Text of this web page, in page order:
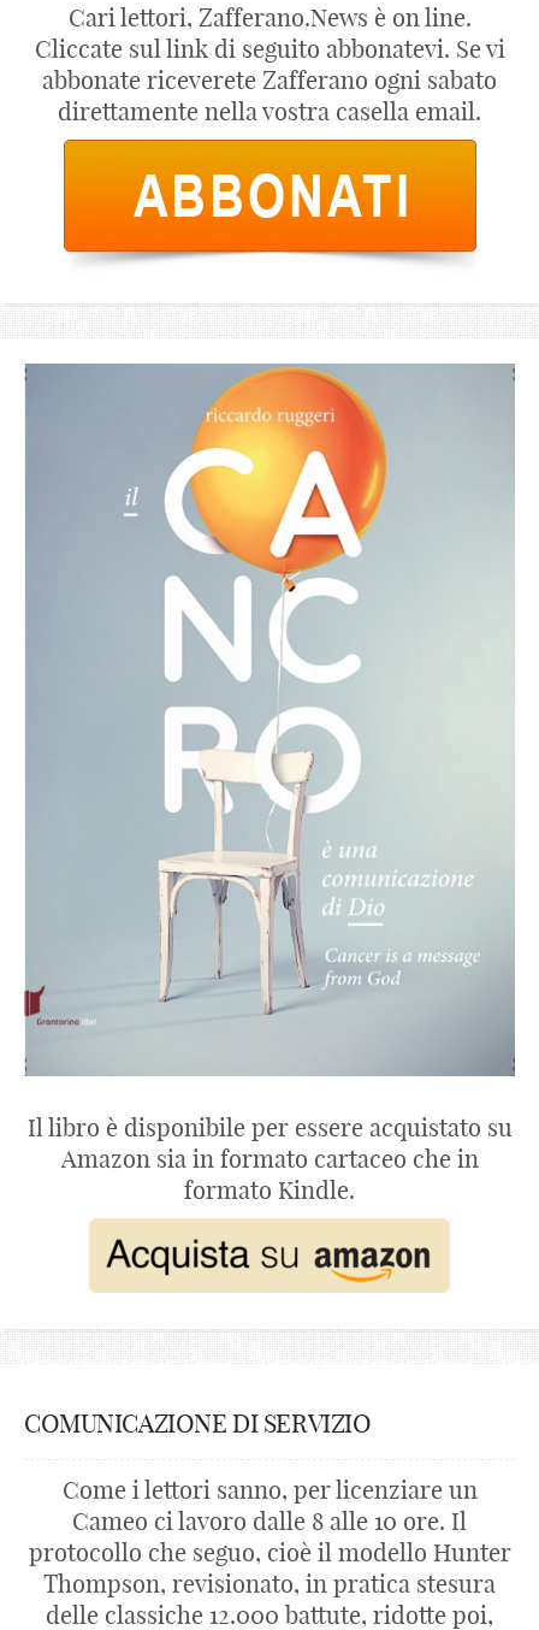
Cari lettori, Zafferano.News è on line.
Cliccate sul link di seguito abbonatevi. Se vi
abbonate riceverete Zafferano ogni sabato
direttamente nella vostra casella email.
Il libro è disponibile per essere acquistato su
Amazon sia in formato cartaceo che in
formato Kindle.
COMUNICAZIONE DI SERVIZIO
Come i lettori sanno, per licenziare un
Cameo ci lavoro dalle 8 alle 10 ore. Il
protocollo che seguo, cioè il modello Hunter
Thompson, revisionato, in pratica stesura
delle classiche 12.000 battute, ridotte poi,